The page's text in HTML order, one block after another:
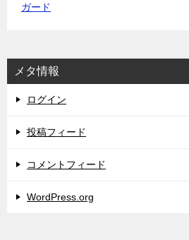
ガード
メタ情報
ログイン
投稿フィード
コメントフィード
WordPress.org